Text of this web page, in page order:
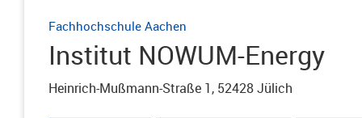
Fachhochschule Aachen
Institut NOWUM-Energy
Heinrich-Mußmann-Straße 1, 52428 Jülich